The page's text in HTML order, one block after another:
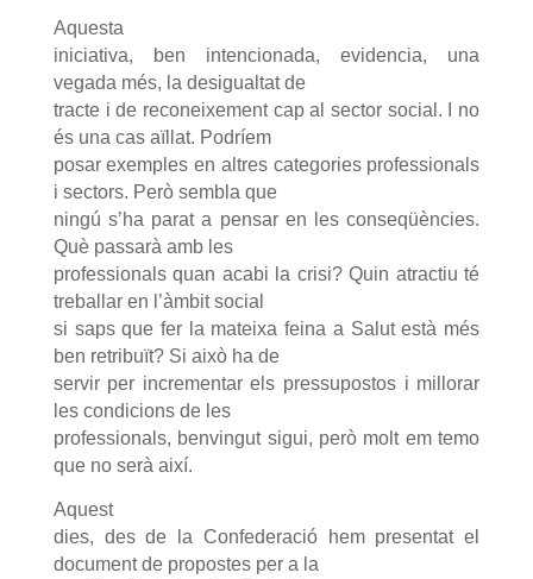
Aquesta
iniciativa, ben intencionada, evidencia, una
vegada més, la desigualtat de
tracte i de reconeixement cap al sector social. I no
és una cas aïllat. Podríem
posar exemples en altres categories professionals
i sectors. Però sembla que
ningú s’ha parat a pensar en les conseqüències.
Què passarà amb les
professionals quan acabi la crisi? Quin atractiu té
treballar en l’àmbit social
si saps que fer la mateixa feina a Salut està més
ben retribuït? Si això ha de
servir per incrementar els pressupostos i millorar
les condicions de les
professionals, benvingut sigui, però molt em temo
que no serà així.
Aquest
dies, des de la Confederació hem presentat el
document de propostes per a la